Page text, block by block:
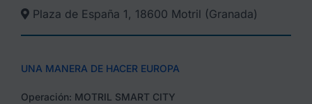
Plaza de España 1, 18600 Motril (Granada)​
UNA MANERA DE HACER EUROPA
Operación: MOTRIL SMART CITY